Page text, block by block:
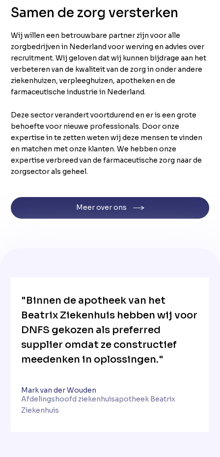
Samen de zorg versterken
Wij willen een betrouwbare partner zijn voor alle
zorgbedrijven in Nederland voor werving en advies over
recruitment. Wij geloven dat wij kunnen bijdrage aan het
verbeteren van de kwaliteit van de zorg in onder andere
ziekenhuizen, verpleeghuizen, apotheken en de
farmaceutische industrie in Nederland.
Deze sector verandert voortdurend en er is een grote
behoefte voor nieuwe professionals. Door onze
expertise in te zetten weten wij deze mensen te vinden
en matchen met onze klanten. We hebben onze
expertise verbreed van de farmaceutische zorg naar de
zorgsector als geheel.
Meer over ons
"Binnen de apotheek van het
Beatrix Ziekenhuis hebben wij voor
DNFS gekozen als preferred
supplier omdat ze constructief
meedenken in oplossingen."
Mark van der Wouden
Afdelingshoofd ziekenhuisapotheek Beatrix
Ziekenhuis